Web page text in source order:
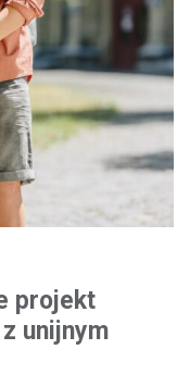
projekt
unijnym